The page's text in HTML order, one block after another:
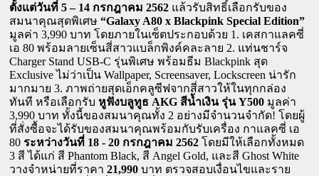
ตั้งแต่วันที่ 5 – 14 กรกฎาคม 2562 แล้วรับสิทธิ์เลือกรับของ
สมนาคุณสุดพิเศษ “Galaxy A80 x Blackpink Special Edition”
มูลค่า 3,990 บาท โดยภายในเซ็ตประกอบด้วย 1. เคสกาแลคซี่
เอ 80 พร้อมลายเซ็นสี่สาวแบล็กพิงค์คละลาย 2. แท่นชาร์จ
Charger Stand USB-C รุ่นพิเศษ พร้อมธีม Blackpink สุด
Exclusive ไม่ว่าเป็น Wallpaper, Screensaver, Lockscreen น่ารัก
มากมาย 3. ภาพถ่ายสุดเอ็กคลูซีฟจากสี่สาวให้ในทุกกล่อง
ทันที หรือเลือกรับ หูฟังบลูทูธ AKG สีน้ำเงิน รุ่น Y500 มูลค่า
3,990 บาท ทั้งนี้ของสมนาคุณทั้ง 2 อย่างมีจำนวนจำกัด! โดยผู้
ที่สั่งซื้อจะได้รับของสมนาคุณพร้อมกับรับเครื่อง กาแลคซี่ เอ
80 ระหว่างวันที่ 18 - 20 กรกฎาคม 2562 โดยมีให้เลือกทั้งหมด
3 สี ได้แก่ สี Phantom Black, สี Angel Gold, และสี Ghost White
วางจำหน่ายที่ราคา 21,990 บาท ตรวจสอบเงื่อนไขและราย